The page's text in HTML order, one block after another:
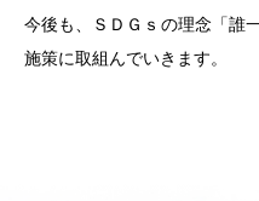
今後も、ＳＤＧｓの理念「誰
施策に取組んでいきます。